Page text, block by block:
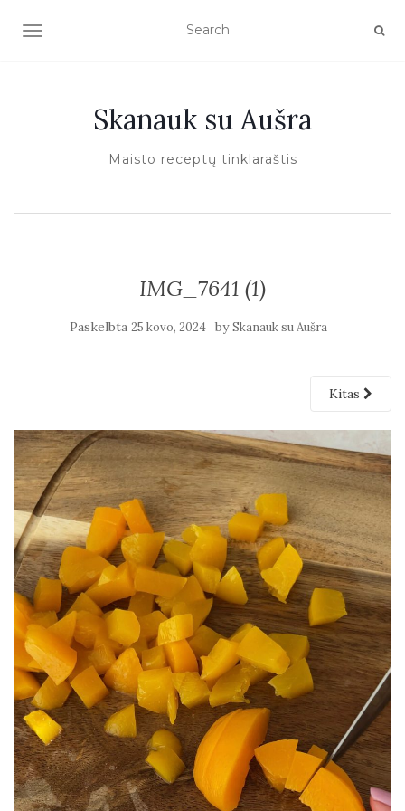
TOGGLE NAVIGATION
Skanauk su Aušra
Maisto receptų tinklaraštis
IMG_7641 (1)
Paskelbta 25 kovo, 2024 bySkanauk su Aušra
Kitas